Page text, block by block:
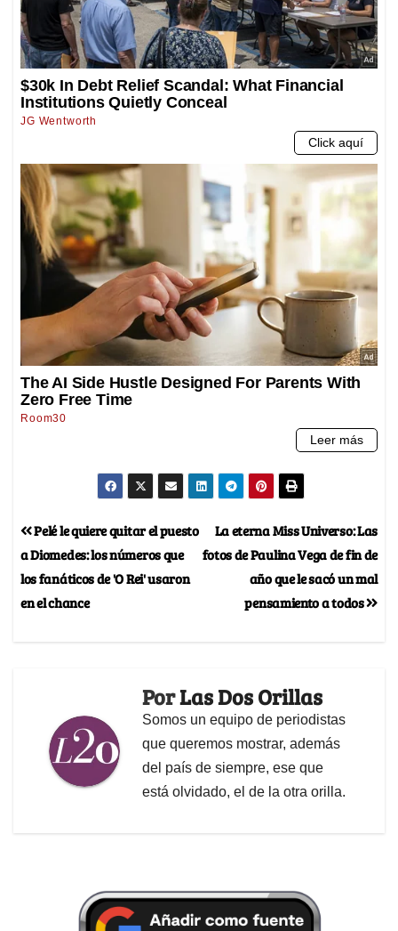
La eterna Miss Universo: Las
fotos de Paulina Vega de fin de
año que le sacó un mal
pensamiento a todos
Pelé le quiere quitar el puesto
a Diomedes: los números que
los fanáticos de 'O Rei' usaron
en el chance
PorLas Dos Orillas
Somos un equipo de periodistas
que queremos mostrar, además
del país de siempre, ese que
está olvidado, el de la otra orilla.